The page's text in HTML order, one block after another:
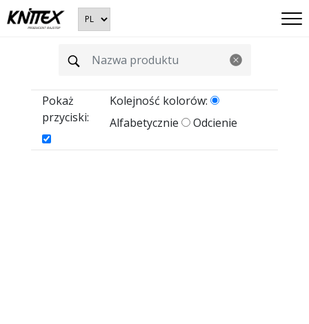
Pokaż
przyciski:
Kolejność kolorów:
Alfabetycznie
Odcienie